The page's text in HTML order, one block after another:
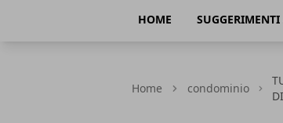
HOME
Home condominio